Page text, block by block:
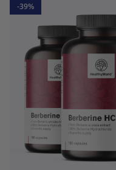
-39%